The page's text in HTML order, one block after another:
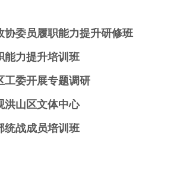
委员履职能力提升研修班
能力提升培训班
工委开展专题调研
洪山区文体中心
统战成员培训班